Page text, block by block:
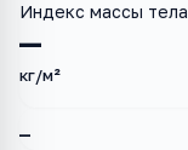
—
Индекс массы тела
кг/м²
—